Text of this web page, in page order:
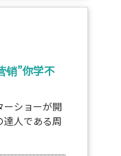
销”你学不
ーショーが開
達人である周